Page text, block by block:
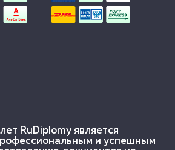
RuDiplomy является
и успешным